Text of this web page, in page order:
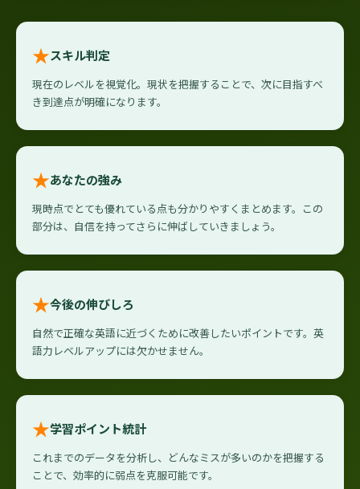
★スキル判定
現在のレベルを視覚化。現状を把握することで、次に目指すべ
き到達点が明確になります。
★あなたの強み
現時点でとても優れている点も分かりやすくまとめます。この
部分は、自信を持ってさらに伸ばしていきましょう。
★今後の伸びしろ
自然で正確な英語に近づくために改善したいポイントです。英
語力レベルアップには欠かせません。
★学習ポイント統計
これまでのデータを分析し、どんなミスが多いのかを把握する
ことで、効率的に弱点を克服可能です。